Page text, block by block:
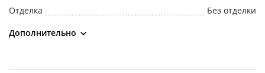
Отделка
Без отделки
Дополнительно